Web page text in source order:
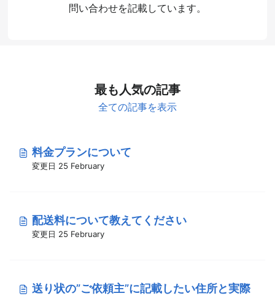
問い合わせを記載しています。
最も人気の記事
全ての記事を表示
料金プランについて
変更日 25 February
配送料について教えてください
変更日 25 February
送り状の”ご依頼主”に記載したい住所と実際